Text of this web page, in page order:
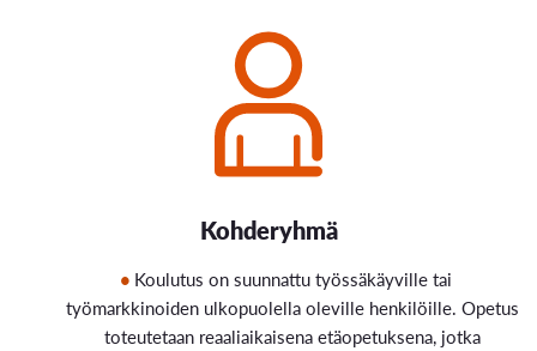
Kohderyhmä
Koulutus on suunnattu työssäkäyville tai
työmarkkinoiden ulkopuolella oleville henkilöille. Opetus
toteutetaan reaaliaikaisena etäopetuksena, jotka